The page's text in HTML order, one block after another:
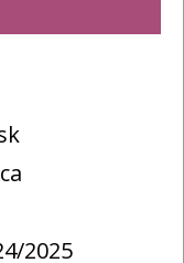
2025